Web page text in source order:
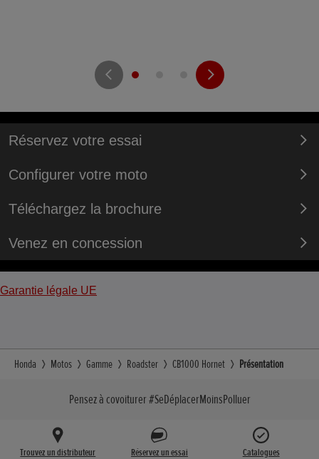
Réservez votre essai
Configurer votre moto
Téléchargez la brochure
Venez en concession
Garantie légale UE
Honda Motos Gamme Roadster CB1000 Hornet Présentation
Pensez à covoiturer #SeDéplacerMoinsPolluer
Trouvez un distributeur Réservez un essai Catalogues